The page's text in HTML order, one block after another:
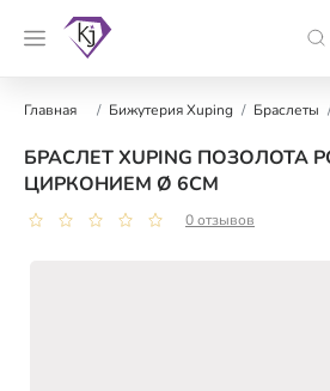
Главная Бижутерия Xuping Браслеты
БРАСЛЕТ XUPING ПОЗОЛОТА
ЦИРКОНИЕМ Ø 6СМ
0 отзывов